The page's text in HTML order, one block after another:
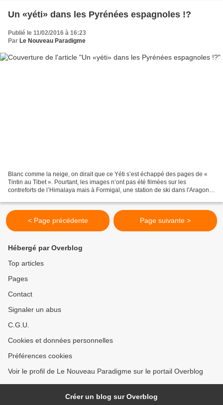
Un «yéti» dans les Pyrénées espagnoles !?
Publié le 11/02/2016 à 16:23
Par Le Nouveau Paradigme
Blanc comme la neige, on dirait que ce Yéti s’est échappé des pages de «
Tintin au Tibet ». Pourtant, les images n’ont pas été filmées sur les
contreforts de l’Himalaya mais à Formigal, une station de ski dans l'Aragon !
< Page précédente Page suivante >
Hébergé par Overblog
Top articles
Pages
Contact
Signaler un abus
C.G.U.
Cookies et données personnelles
Préférences cookies
Voir le profil de Le Nouveau Paradigme sur le portail Overblog
Créer un blog sur Overblog